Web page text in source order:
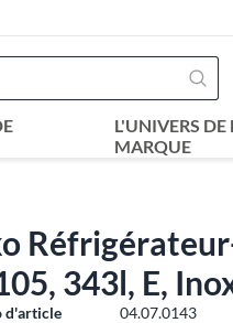
L'UNIVERS DE
MARQUE
343l, E,
d'article
04.07.0143